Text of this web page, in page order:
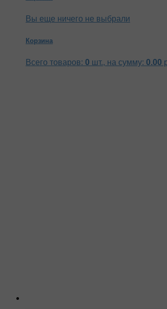
Вы еще ничего не выбрали
Корзина
Всего товаров: 0 шт., на сумму: 0.00